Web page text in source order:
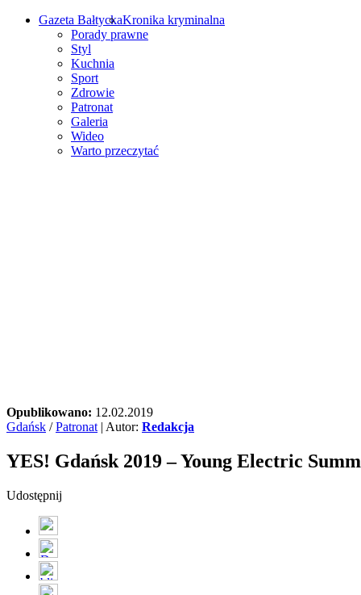
Gazeta BałtyckaKronika kryminalna
Porady prawne
Styl
Kuchnia
Sport
Zdrowie
Patronat
Galeria
Wideo
Warto przeczytać
Opublikowano: 12.02.2019
Gdańsk /Patronat | Autor: Redakcja
YES! Gdańsk 2019 – Young Electric
Udostępnij